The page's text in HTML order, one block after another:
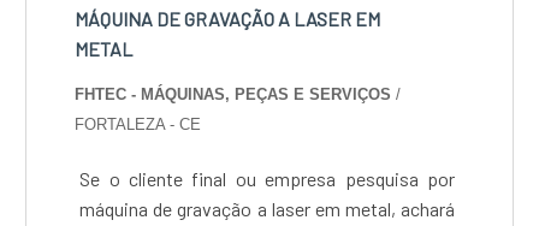
MÁQUINA DE GRAVAÇÃO A LASER EM
METAL
FHTEC - MÁQUINAS, PEÇAS E SERVIÇOS /
FORTALEZA - CE
Se o cliente final ou empresa pesquisa por
máquina de gravação a laser em metal, achará